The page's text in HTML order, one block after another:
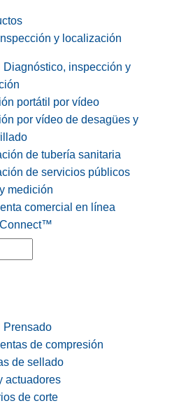
y localización
Diagnóstico, inspección y
portátil por vídeo
por vídeo de desagües y
de tubería sanitaria
de servicios públicos
medición
comercial en línea
Prensado
de compresión
de sellado
actuadores
de corte